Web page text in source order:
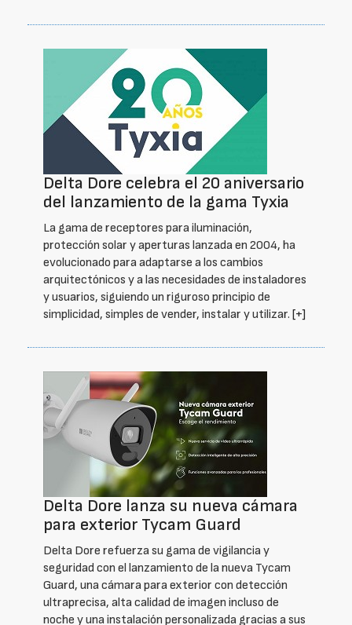
Delta Dore celebra el 20 aniversario
del lanzamiento de la gama Tyxia
La gama de receptores para iluminación,
protección solar y aperturas lanzada en 2004, ha
evolucionado para adaptarse a los cambios
arquitectónicos y a las necesidades de instaladores
y usuarios, siguiendo un riguroso principio de
simplicidad, simples de vender, instalar y utilizar. [+]
Delta Dore lanza su nueva cámara
para exterior Tycam Guard
Delta Dore refuerza su gama de vigilancia y
seguridad con el lanzamiento de la nueva Tycam
Guard, una cámara para exterior con detección
ultraprecisa, alta calidad de imagen incluso de
noche y una instalación personalizada gracias a sus